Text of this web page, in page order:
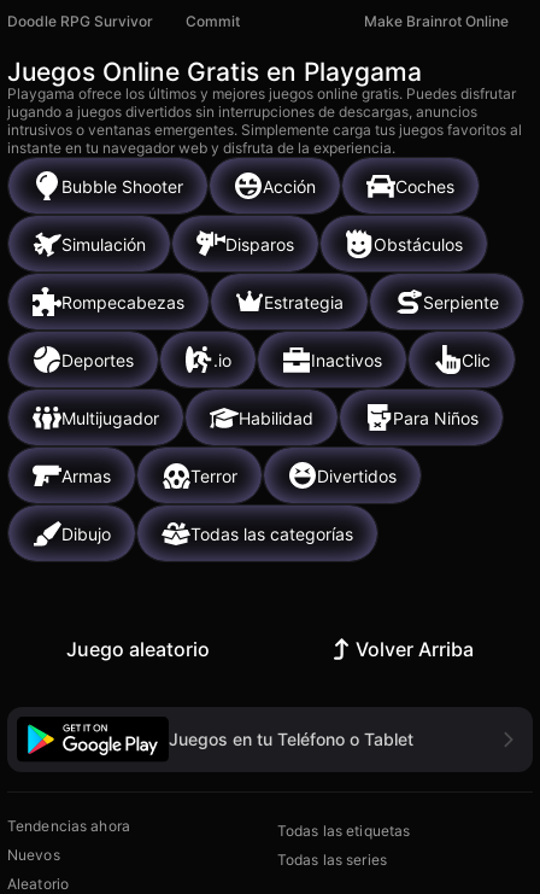
Doodle RPG Survivor
Commit Make Brainrot Online
Juegos Online Gratis en Playgama
Playgama ofrece los últimos y mejores juegos online gratis. Puedes disfrutar
jugando a juegos divertidos sin interrupciones de descargas, anuncios
intrusivos o ventanas emergentes. Simplemente carga tus juegos favoritos al
instante en tu navegador web y disfruta de la experiencia.
Bubble Shooter Acción Coches
Simulación Disparos Obstáculos
Rompecabezas Estrategia Serpiente
Deportes .io Inactivos Clic
Multijugador Habilidad Para Niños
Armas Terror Divertidos
Dibujo Todas las categorías
Juego aleatorio Volver Arriba
Juegos en tu Teléfono o Tablet
Tendencias ahora
Nuevos
Aleatorio
Todas las etiquetas
Todas las series